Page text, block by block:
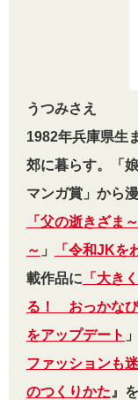
うつみさえ
1982年兵庫県生
郊に暮らす。「
マンガ賞」から漫
「父の逝きざま
～ 」 「令和JKを
載作品に 「大き
る！ おっかな
をアップデート
ファッションも
のつくりかた 』